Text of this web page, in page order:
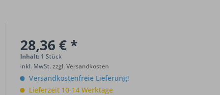
28,36 € *
Inhalt: 1 Stück
inkl. MwSt.zzgl. Versandkosten
Versandkostenfreie Lieferung!
Lieferzeit 10-14 Werktage